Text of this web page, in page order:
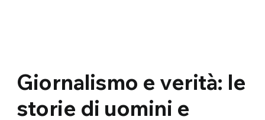
Giornalismo e verità: le
storie di uomini e